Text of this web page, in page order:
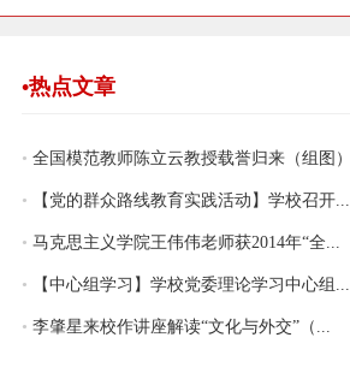
•热点文章
• 全国模范教师陈立云教授载誉归来（组图）
• 【党的群众路线教育实践活动】学校召开...
• 马克思主义学院王伟伟老师获2014年“全...
• 【中心组学习】学校党委理论学习中心组...
• 李肇星来校作讲座解读“文化与外交”（...